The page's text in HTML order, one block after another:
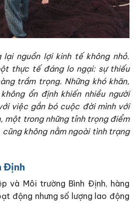
lại nguồn lợi kinh tế không nhỏ.
thực tế đáng lo ngại: sự thiếu
trầm trọng. Những khó khăn,
ổn định khiến nhiều người
việc gắn bó cuộc đời mình với
một trong những tỉnh trọng điểm
không nằm ngoài tình trạng
Định
và Môi trường Bình Định, hàng
động nhưng số lượng lao động